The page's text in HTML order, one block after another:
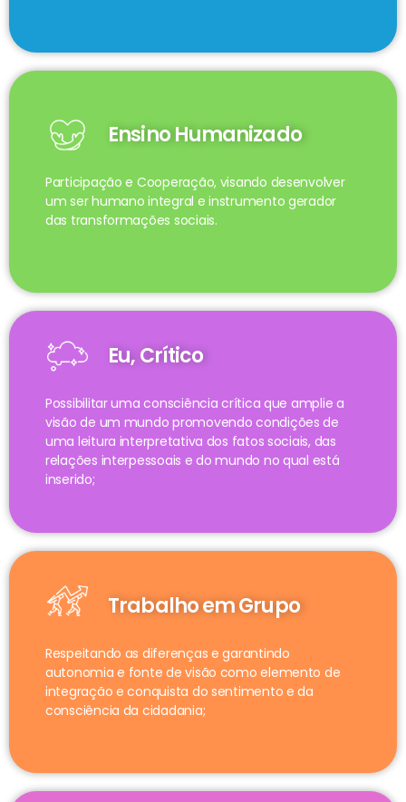
Ensino Humanizado
Participação e Cooperação, visando desenvolver
um ser humano integral e instrumento gerador
das transformações sociais.
Eu, Crítico
Possibilitar uma consciência crítica que amplie a
visão de um mundo promovendo condições de
uma leitura interpretativa dos fatos sociais, das
relações interpessoais e do mundo no qual está
inserido;
Trabalho em Grupo
Respeitando as diferenças e garantindo
autonomia e fonte de visão como elemento de
integração e conquista do sentimento e da
consciência da cidadania;